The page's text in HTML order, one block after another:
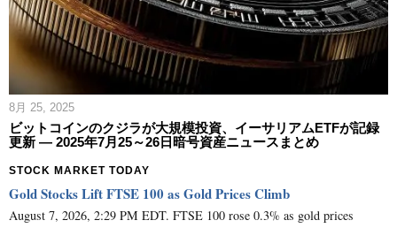
8月 25, 2025
ビットコインのクジラが大規模投資、イーサリアムETFが記録
更新 ― 2025年7月25～26日暗号資産ニュースまとめ
STOCK MARKET TODAY
Gold Stocks Lift FTSE 100 as Gold Prices Climb
August 7, 2026, 2:29 PM EDT. FTSE 100 rose 0.3% as gold prices